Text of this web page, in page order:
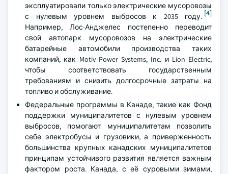
эксплуатировали только электрические мусоровозы
с нулевым уровнем выбросов к 2035 году. [4]
Например, Лос-Анджелес постепенно переводит
свой автопарк мусоровозов на электрические
батарейные автомобили производства таких
компаний, как Motiv Power Systems, Inc. и Lion Electric,
чтобы соответствовать государственным
требованиям и снизить долгосрочные затраты на
топливо и обслуживание.
Федеральные программы в Канаде, такие как Фонд
поддержки муниципалитетов с нулевым уровнем
выбросов, помогают муниципалитетам позволить
себе электробусы и грузовики, а приверженность
большинства крупных канадских муниципалитетов
принципам устойчивого развития является важным
фактором роста. Канада, с её суровыми зимами,